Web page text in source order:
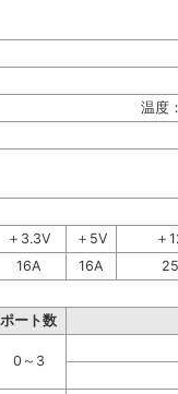
温度
＋3.3V ＋5V
＋
16A 16A
ポート数
0～3